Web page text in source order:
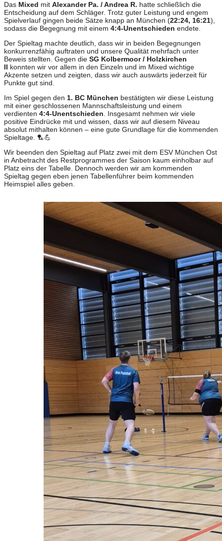
Das Mixed mit Alexander Pa. / Andrea R. hatte schließlich die
Entscheidung auf dem Schläger. Trotz guter Leistung und engem
Spielverlauf gingen beide Sätze knapp an München (22:24, 16:21),
sodass die Begegnung mit einem 4:4-Unentschieden endete.
Der Spieltag machte deutlich, dass wir in beiden Begegnungen
konkurrenzfähig auftraten und unsere Qualität mehrfach unter
Beweis stellten. Gegen die SG Kolbermoor / Holzkirchen
II konnten wir vor allem in den Einzeln und im Mixed wichtige
Akzente setzen und zeigten, dass wir auch auswärts jederzeit für
Punkte gut sind.
Im Spiel gegen den 1. BC München bestätigten wir diese Leistung
mit einer geschlossenen Mannschaftsleistung und einem
verdienten 4:4-Unentschieden . Insgesamt nehmen wir viele
positive Eindrücke mit und wissen, dass wir auf diesem Niveau
absolut mithalten können – eine gute Grundlage für die kommenden
Spieltage. 🏸💪
Wir beenden den Spieltag auf Platz zwei mit dem ESV München Ost
in Anbetracht des Restprogrammes der Saison kaum einholbar auf
Platz eins der Tabelle. Dennoch werden wir am kommenden
Spieltag gegen eben jenen Tabellenführer beim kommenden
Heimspiel alles geben.